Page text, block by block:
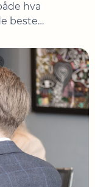
hva
beste
for å finne en
erstatter åpne
[…]